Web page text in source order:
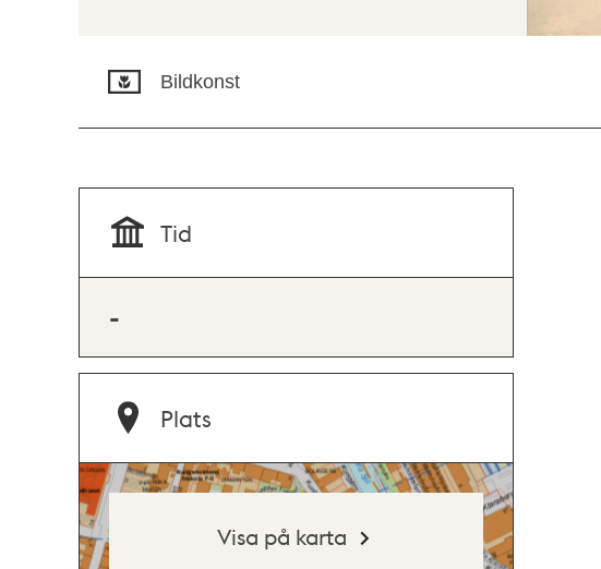
Bildkonst
Tid
-
Plats
Visa på karta